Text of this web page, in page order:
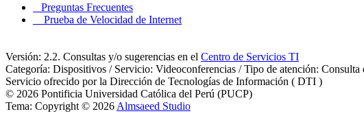
Preguntas Frecuentes
Prueba de Velocidad de Internet
Versión: 2.2. Consultas y/o sugerencias en el Centro de Servicios TI
Categoría: Dispositivos / Servicio: Videoconferencias / Tipo de atención: Consulta
Servicio ofrecido por la Dirección de Tecnologías de Información ( DTI )
© 2026 Pontificia Universidad Católica del Perú (PUCP)
Tema: Copyright © 2026 Almsaeed Studio